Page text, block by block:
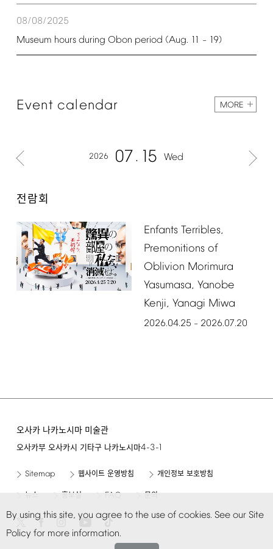
By using this site, you agree to the use of cookies. See our Site
Policy for more information.
08/08/2025
Museum hours during Obon period (Aug. 11 – 19)
Event calendar MORE
2026 07 15 Wed
전람회
Enfants Terribles,
Premonitions of
Oblivion Morimura
Yasumasa, Yanobe
Kenji, Yanagi Miwa
2026.04.25 – 2026.07.20
오사카 나카노시마 미술관
오사카부 오사카시 기타구 나카노시마4-3-1
Sitemap 웹사이트 운영방침 개인정보 보호방침
FAQ